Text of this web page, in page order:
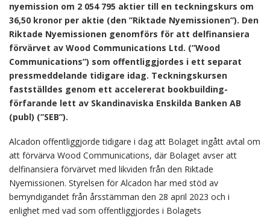
nyemission om 2 054 795 aktier till en teckningskurs om
36,50 kronor per aktie (den ”Riktade Nyemissionen”). Den
Riktade Nyemissionen genomförs för att delfinansiera
förvärvet av Wood Communications Ltd. (”Wood
Communications”) som offentliggjordes i ett separat
pressmeddelande tidigare idag. Teckningskursen
fastställdes genom ett accelererat bookbuilding-
förfarande lett av Skandinaviska Enskilda Banken AB
(publ) (”SEB”).
Alcadon offentliggjorde tidigare i dag att Bolaget ingått avtal om
att förvärva Wood Communications, där Bolaget avser att
delfinansiera förvärvet med likviden från den Riktade
Nyemissionen. Styrelsen för Alcadon har med stöd av
bemyndigandet från årsstämman den 28 april 2023 och i
enlighet med vad som offentliggjordes i Bolagets